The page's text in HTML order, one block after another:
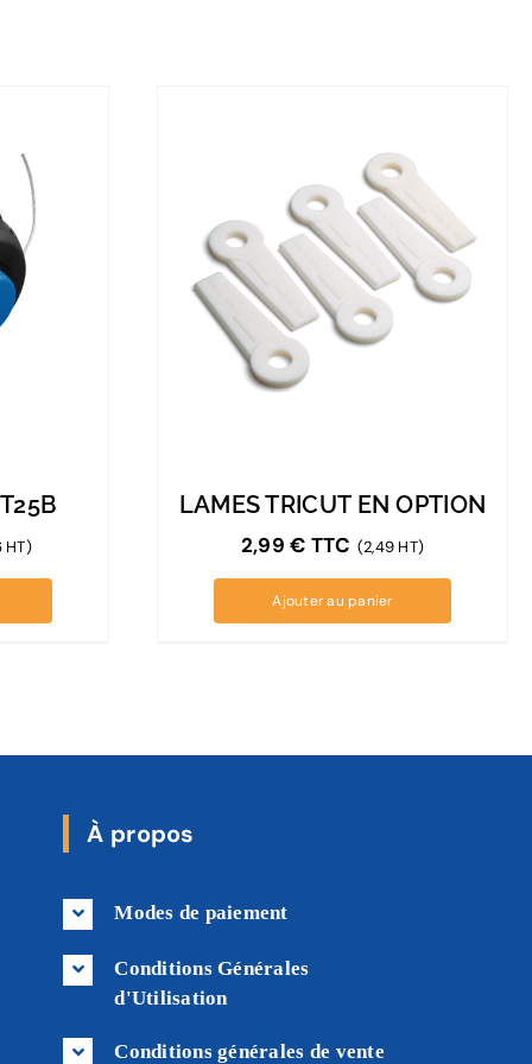
HT)
LAMES TRICUT EN OPTION
2,99€ TTC (2,49 HT)
Ajouter au panier
À propos
Modes de paiement
Conditions Générales
d'Utilisation
Conditions générales de vente